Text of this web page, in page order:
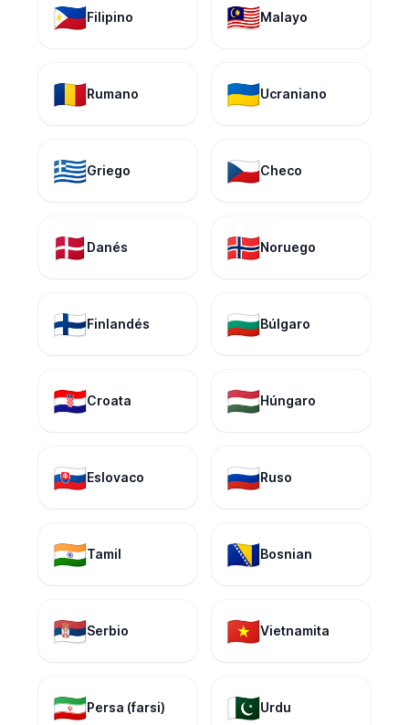
🇵🇭Filipino 🇲🇾Malayo
🇷🇴Rumano 🇺🇦Ucraniano
🇬🇷Griego 🇨🇿Checo
🇩🇰 Danés 🇳🇴Noruego
🇫🇮Finlandés 🇧🇬Búlgaro
🇭🇷Croata 🇭🇺Húngaro
🇸🇰Eslovaco 🇷🇺Ruso
🇮🇳Tamil 🇧🇦Bosnian
🇷🇸Serbio 🇻🇳Vietnamita
🇮🇷Persa (farsi) 🇵🇰Urdu